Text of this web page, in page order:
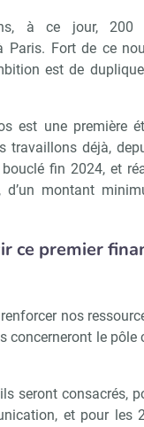
à ce jour, 200
Fort de ce
est de
est une première
travaillons déjà,
fin 2024, et
d’un montant
ce premier
nos
concerneront le pôle
seront consacrés,
et pour les